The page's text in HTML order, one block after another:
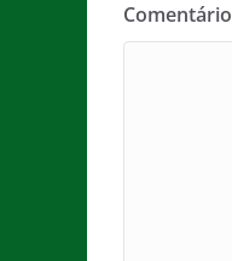
Comentário